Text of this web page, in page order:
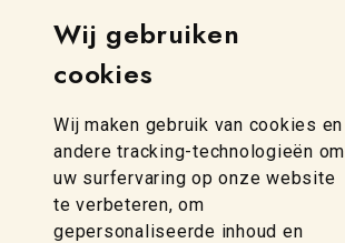
Wij gebruiken
cookies
Wij maken gebruik van cookies en
andere tracking-technologieën om
uw surfervaring op onze website
te verbeteren, om
gepersonaliseerde inhoud en
Simon Stevinweg 8
8013 NB Zwolle
zwolle@weidelco.nl